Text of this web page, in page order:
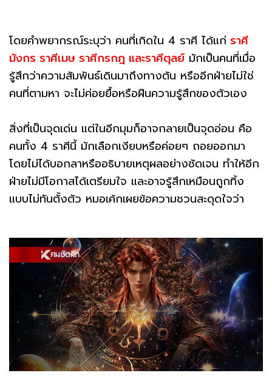
โดยคำพยากรณ์ระบุว่า คนที่เกิดใน 4 ราศี ได้แก่ ราศี
มังกร ราศีเมษ ราศีกรกฎ และราศีตุลย์ มักเป็นคนที่เมื่อ
รู้สึกว่าความสัมพันธ์เดินมาถึงทางตัน หรืออีกฝ่ายไม่ใช่
คนที่ตามหา จะไม่ค่อยยื้อหรือฝืนความรู้สึกของตัวเอง
สิ่งที่เป็นจุดเด่น แต่ในอีกมุมก็อาจกลายเป็นจุดอ่อน คือ
คนทั้ง 4 ราศีนี้ มักเลือกเงียบหรือค่อยๆ ถอยออกมา
โดยไม่ได้บอกลาหรืออธิบายเหตุผลอย่างชัดเจน ทำให้อีก
ฝ่ายไม่มีโอกาสได้เตรียมใจ และอาจรู้สึกเหมือนถูกทิ้ง
แบบไม่ทันตั้งตัว หมอเค้กเผยข้อความชวนสะดุดใจว่า